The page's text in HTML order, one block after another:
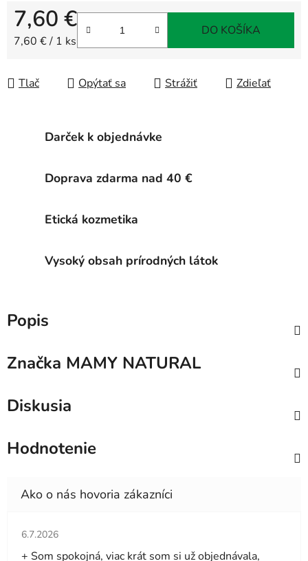
7,60 €
Jednotková cena:
7,60 € / 1 ks
DO KOŠÍKA
Tlač Opýtať sa Strážiť Zdieľať
Darček k objednávke
Doprava zdarma nad 40 €
Etická kozmetika
Vysoký obsah prírodných látok
Popis
Značka MAMY NATURAL
Diskusia
Hodnotenie
Hodnotenie obchodu je 5 z 5 hviezdičiek.
6.7.2026
+ Som spokojná, viac krát som si už objednávala,